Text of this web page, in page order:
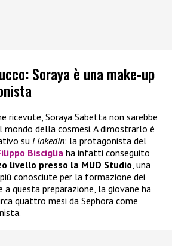
Soraya è una make-up
ricevute, Soraya Sabetta non sarebbe
della cosmesi. A dimostrarlo è
su Linkedin: la protagonista del
Bisciglia ha infatti conseguito
livello presso la MUD Studio , una
conosciute per la formazione dei
a questa preparazione, la giovane ha
quattro mesi da Sephora come